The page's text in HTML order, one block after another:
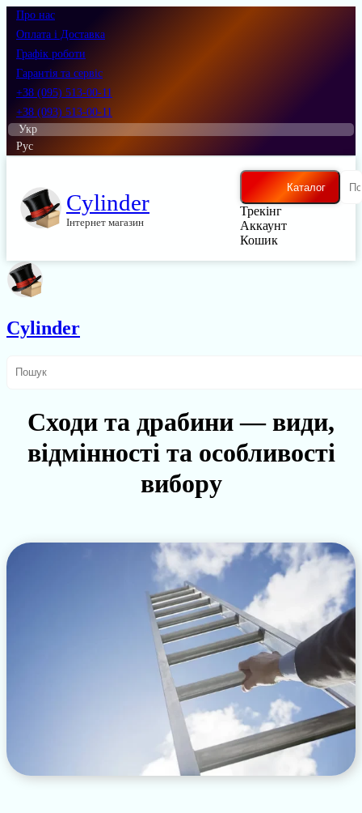
Про нас
Оплата і Доставка
Графік роботи
Гарантія та сервіс
+38 (095) 513-00-11
+38 (093) 513-00-11
Укр
Рус
Cylinder
Інтернет магазин
Каталог
Трекінг
Аккаунт
Кошик
Cylinder
Сходи та драбини — види,
відмінності та особливості
вибору